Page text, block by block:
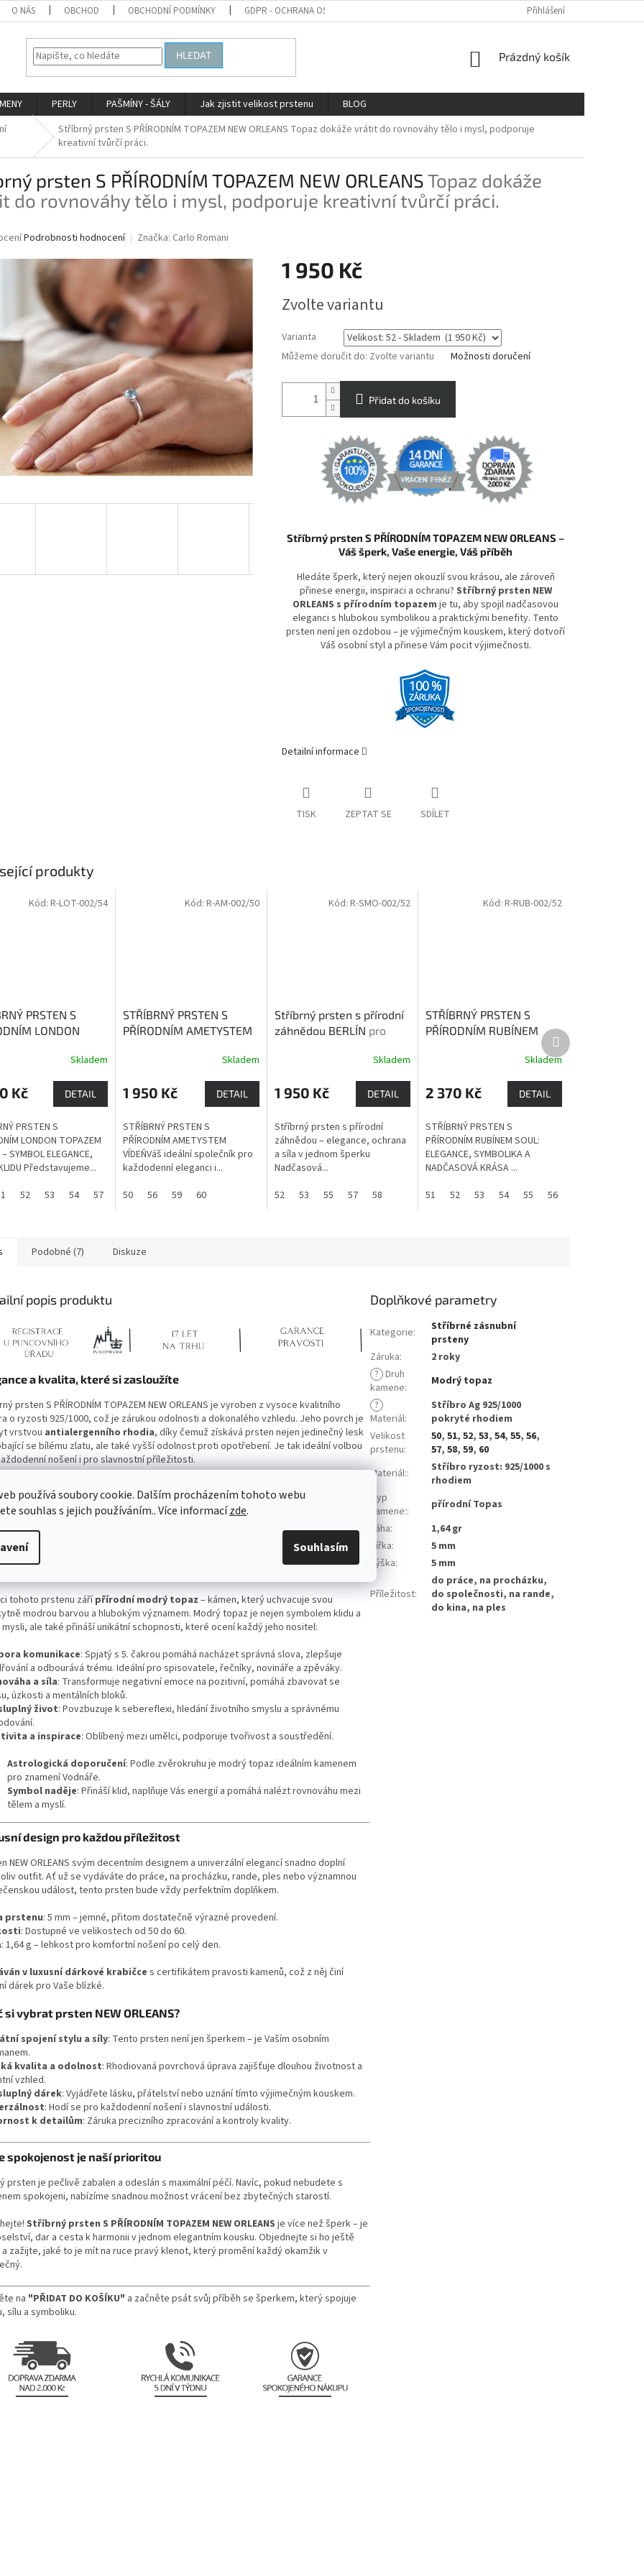
používá soubory cookie. Dalším procházením tohoto webu
souhlas s jejich používáním.. Více informacízde.
Souhlasím
O NÁS OBCHOD OBCHODNÍ PODMÍNKY GDPR - OCHRANA OSOBNÍCH ÚDAJŮ VŠE O NÁKUPU
Přihlášení
HLEDAT
NÁKUPNÍ
Prázdný košík
PERLY PAŠMÍNY - ŠÁLY Jak zjistit velikost prstenu BLOG
Stříbrný prsten S PŘÍRODNÍM TOPAZEM NEW ORLEANS Topaz dokáže vrátit do rovnováhy tělo i mysl, podporuje
kreativní tvůrčí práci.
prsten S PŘÍRODNÍM TOPAZEM NEW ORLEANSTopaz dokáže
do rovnováhy tělo i mysl, podporuje kreativní tvůrčí práci.
Podrobnosti hodnocení Značka: Carlo Romani
1 950 Kč
cena:
Zvolte variantu
Varianta
Můžeme doručit do: Zvolte variantu Možnosti doručení
Přidat do košíku
Stříbrný prsten S PŘÍRODNÍM TOPAZEM NEW ORLEANS –
Váš šperk, Vaše energie, Váš příběh
Hledáte šperk, který nejen okouzlí svou krásou, ale zároveň
přinese energii, inspiraci a ochranu? Stříbrný prsten NEW
ORLEANS s přírodním topazem je tu, aby spojil nadčasovou
eleganci s hlubokou symbolikou a praktickými benefity. Tento
prsten není jen ozdobou – je výjimečným kouskem, který dotvoří
Váš osobní styl a přinese Vám pocit výjimečnosti.
Detailní informace
TISK ZEPTAT SE SDÍLET
produkty
PRSTEN S
LONDON
je kámen, který
pevné zdraví,
hojnost a
Skladem
Kč DETAIL
PRSTEN S
LONDON TOPAZEM
SYMBOL ELEGANCE,
Představujeme...
52 53 54 57
Kód: R-LOT-002/54
STŘÍBRNÝ PRSTEN S
PŘÍRODNÍM AMETYSTEM
léčivé a ochranné síly,
podporuje přirozenou
intuici
produktu
je
z
5
hvězdiček.
Skladem
1 950 Kč DETAIL
STŘÍBRNÝ PRSTEN S
PŘÍRODNÍM AMETYSTEM
VÍDEŇVáš ideální společník pro
každodenní eleganci i...
50
56 59 60
Kód: R-AM-002/50
Stříbrný prsten s přírodní
záhnědou BERLÍN pro
stresu a únavy, dodává
sílu při rozhodování
Skladem
1 950 Kč DETAIL
Stříbrný prsten s přírodní
záhnědou – elegance, ochrana
a síla v jednom šperku
Nadčasová...
52
53 55 57 58
Kód:R-SMO-002/52
STŘÍBRNÝ PRSTEN S
PŘÍRODNÍM RUBÍNEM
bohatství a lásku. Je
zdrojem životní energie,
dobré nálady a vitality.
produktu
je
z
5
hvězdiček.
Skladem
2 370 Kč DETAIL
STŘÍBRNÝ PRSTEN S
PŘÍRODNÍM RUBÍNEM SOUL:
ELEGANCE, SYMBOLIKA A
NADČASOVÁ KRÁSA ...
51
52 53 54 55 56
Kód: R-RUB-002/52
Další
produkt
Podobné (7) Diskuze
popis produktu
a kvalita, které si zasloužíte
prsten S PŘÍRODNÍM TOPAZEM NEW ORLEANS je vyroben z vysoce kvalitního
o ryzosti 925/1000, což je zárukou odolnosti a dokonalého vzhledu. Jeho povrch je
vrstvou antialergenního rhodia, díky čemuž získává prsten nejen jedinečný lesk
se bílému zlatu, ale také vyšší odolnost proti opotřebení. Je tak ideální volbou
nošení i pro slavnostní příležitosti.
Antialergenní úprava
: Vhodné i pro citlivou pokožku, neobsahuje nikl.
Odolnost a lesk: Rhodium dodává šperku luxusní vzhled a chrání jej před oxidací a
ztrátou barvy.
Tradiční řemeslné zpracování
: Každý prsten je důkladně testován státním
puncovním úřadem ČR a označen továrním puncem 925.
tohoto prstenu zářípřírodní modrý topaz – kámen, který uchvacuje svou
modrou barvou a hlubokým významem. Modrý topaz je nejen symbolem klidu a
ale také přináší unikátní schopnosti, které ocení každý jeho nositel:
komunikace: Spjatý s 5. čakrou pomáhá nacházet správná slova, zlepšuje
a odbourává trému. Ideální pro spisovatele, řečníky, novináře a zpěváky.
a síla: Transformuje negativní emoce na pozitivní, pomáhá zbavovat se
úzkosti a mentálních bloků.
život: Povzbuzuje k sebereflexi, hledání životního smyslu a správnému
a inspirace: Oblíbený mezi umělci, podporuje tvořivost a soustředění.
Astrologická doporučení: Podle zvěrokruhu je modrý topaz ideálním kamenem
pro znamení Vodnáře.
Symbol naděje: Přináší klid, naplňuje Vás energií a pomáhá nalézt rovnováhu mezi
tělem a myslí.
design pro každou příležitost
NEW ORLEANS svým decentním designem a univerzální elegancí snadno doplní
outfit. Ať už se vydáváte do práce, na procházku, rande, ples nebo významnou
událost, tento prsten bude vždy perfektním doplňkem.
prstenu: 5 mm – jemné, přitom dostatečně výrazné provedení.
: Dostupné ve velikostech od 50 do 60.
: 1,64 g – lehkost pro komfortní nošení po celý den.
v luxusní dárkové krabičce s certifikátem pravosti kamenů, což z něj činí
dárek pro Vaše blízké.
si vybrat prsten NEW ORLEANS?
spojení stylu a síly: Tento prsten není jen šperkem – je Vaším osobním
kvalita a odolnost: Rhodiovaná povrchová úprava zajišťuje dlouhou životnost a
vzhled.
dárek: Vyjádřete lásku, přátelství nebo uznání tímto výjimečným kouskem.
: Hodí se pro každodenní nošení i slavnostní události.
k detailům: Záruka precizního zpracování a kontroly kvality.
spokojenost je naší prioritou
prsten je pečlivě zabalen a odeslán s maximální péčí. Navíc, pokud nebudete s
spokojeni, nabízíme snadnou možnost vrácení bez zbytečných starostí.
Stříbrný prsten S PŘÍRODNÍM TOPAZEM NEW ORLEANS je více než šperk – je
dar a cesta k harmonii v jednom elegantním kousku. Objednejte si ho ještě
zažijte, jaké to je mít na ruce pravý klenot, který promění každý okamžik v
na "PŘIDAT DO KOŠÍKU" a začněte psát svůj příběh se šperkem, který spojuje
sílu a symboliku.
Doplňkové parametry
Kategorie:
Stříbrné zásnubní
prsteny
Záruka:
2 roky
? Druh
kamene:
Modrý topaz
?
Materiál:
Stříbro Ag 925/1000
pokryté rhodiem
Velikost
prstenu:
50,51,52,53,54,55,56,
57,58,59, 60
Materiál::
Stříbro ryzost: 925/1000 s
rhodiem
Typ
kamene::
přírodní Topas
Váha:
1,64 gr
Šířka:
5 mm
Výška: 5 mm
Příležitost:
do práce, na procházku,
do společnosti, na rande,
do kina, na ples